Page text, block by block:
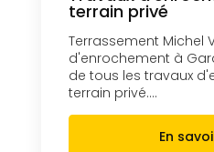
terrain privé
Terrassement Michel
d'enrochement à
de tous les travaux
terrain privé....
En